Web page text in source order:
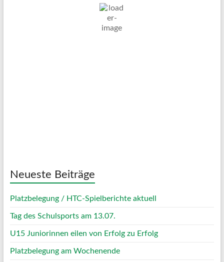
22
Neueste Beiträge
Platzbelegung / HTC-Spielberichte aktuell
Tag des Schulsports am 13.07.
U15 Juniorinnen eilen von Erfolg zu Erfolg
Platzbelegung am Wochenende